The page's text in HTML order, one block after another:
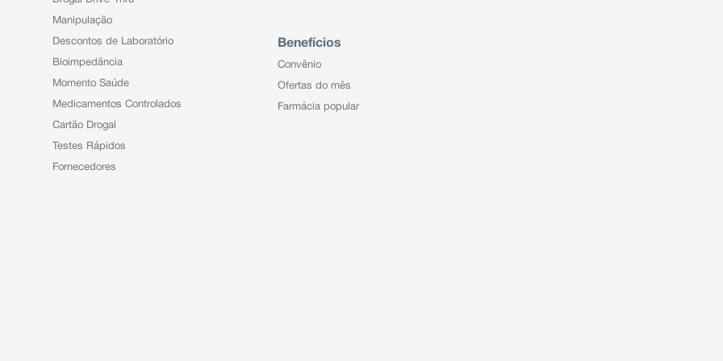
Manipulação
Descontos de Laboratório
Bioimpedância
Momento Saúde
Medicamentos Controlados
Cartão Drogal
Testes Rápidos
Fornecedores
Benefícios
Convênio
Ofertas do mês
Farmácia popular